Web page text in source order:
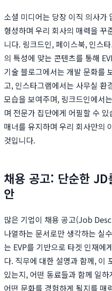
소셜 미디어는 당장 이직 의사가
형성하며 우리 회사의 매력을 꾸
니다. 링크드인, 페이스북, 인스
의 특성에 맞는 콘텐츠를 통해
기술 블로그에서는 개발 문화를
고, 인스타그램에서는 사무실 환
모습을 보여주며, 링크드인에서
며 전문가 집단에게 어필할 수
매너를 유지하며 우리 회사만의
것입니다.
채용 공고: 단순한 JD
안
많은 기업이 채용 공고(Job
나열하는 문서로만 생각하는 실
는 EVP를 기반으로 타겟 인재에
다. 직무에 대한 설명과 함께, 이
있는지, 어떤 동료들과 함께 일
어떤 문화를 경험하게 될지를 매